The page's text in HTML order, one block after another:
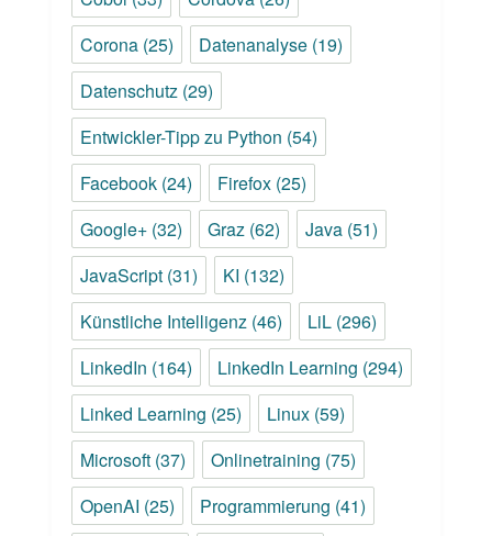
Corona (25) Datenanalyse (19)
Datenschutz (29)
Entwickler-Tipp zu Python (54)
Facebook (24) Firefox (25)
Google+ (32) Graz (62) Java (51)
JavaScript (31) KI (132)
Künstliche Intelligenz (46) LiL (296)
LinkedIn (164) LinkedIn Learning (294)
Linked Learning (25) Linux (59)
Microsoft (37) Onlinetraining (75)
OpenAI (25) Programmierung (41)